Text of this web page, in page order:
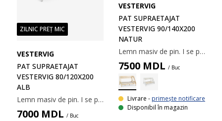
ZILNIC PREȚ MIC
VESTERVIG
PAT SUPRAETAJAT
VESTERVIG 80/120Х200
ALB
Lemn masiv de pin. I se potrivesc saltelele cu arcuri și cu spumă. Incl. somiere. Excl. saltele. 208x131x139 cm
7000 MDL / Buc
VESTERVIG
PAT SUPRAETAJAT
VESTERVIG 90/140X200
NATUR
Lemn masiv de pin. I se potrivesc saltelele cu spumă și arcuri 90/140x200 cm. Incl. somieră. Excl. saltea. 208x131x159 cm
7500 MDL / Buc
Livrare - primește notificare
Disponibil în magazin